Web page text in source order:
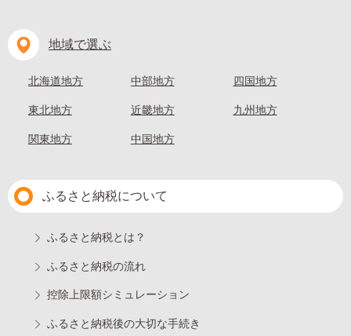
地域で選ぶ
北海道地方
東北地方
関東地方
中部地方
近畿地方
中国地方
四国地方
九州地方
ふるさと納税について
ふるさと納税とは？
ふるさと納税の流れ
控除上限額シミュレーション
ふるさと納税後の大切な手続き